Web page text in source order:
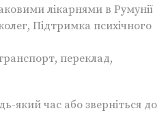
лікарнями в Румунії
Підтримка психічного
переклад,
який час або зверніться до